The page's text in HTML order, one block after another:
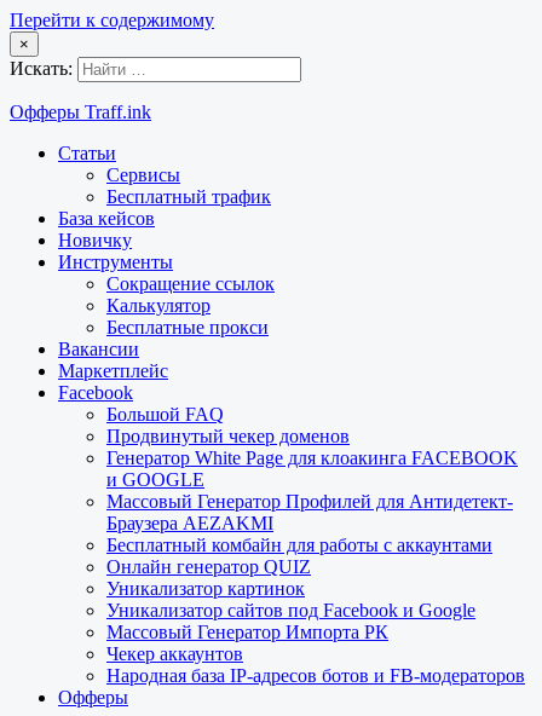
Перейти к содержимому
×
Искать:
Офферы Traff.ink
Статьи
Сервисы
Бесплатный трафик
База кейсов
Новичку
Инструменты
Сокращение ссылок
Калькулятор
Бесплатные прокси
Вакансии
Маркетплейс
Facebook
Большой FAQ
Продвинутый чекер доменов
Генератор White Page для клоакинга FACEBOOK
и GOOGLE
Массовый Генератор Профилей для Антидетект-
Браузера AEZAKMI
Бесплатный комбайн для работы с аккаунтами
Онлайн генератор QUIZ
Уникализатор картинок
Уникализатор сайтов под Facebook и Google
Массовый Генератор Импорта РК
Чекер аккаунтов
Народная база IP-адресов ботов и FB-модераторов
Офферы